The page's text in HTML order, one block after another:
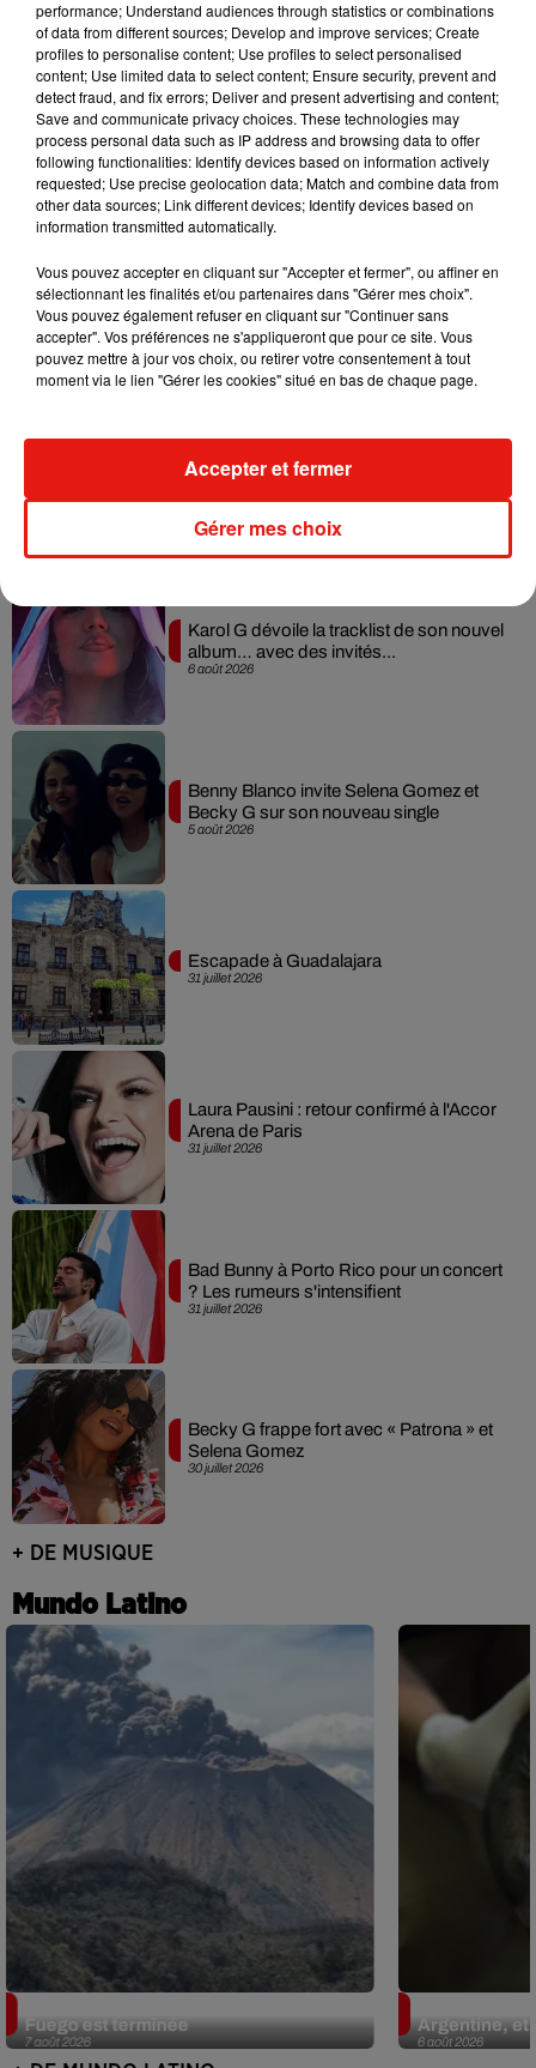
Afficher l'élément
Ce qui est sûr, c’est qu’on peut lui faire confiance pour fournir
son quota d’actions. Entre cascades aériennes ou sous-
marines, notamment, Tom Cruise n’a une fois de plus pas
chômé ; histoire d’être à la hauteur de ce jugement final :
Final Reckoning, en VO.
La Venue de l’avenir• De Cédrick Klapisch • Avec Suzanne
Lindon, Vincent Macaigne, Julia Piaton… • Sortie le 21 mai
2025
Mission Impossible – The Final Reckoning • De Christopher
6 août 2026
Karol G dévoile la tracklist de son nouvel
album… avec des invités...
5 août 2026
Benny Blanco invite Selena Gomez et
Becky G sur son nouveau single
31 juillet 2026
Escapade à Guadalajara
31 juillet 2026
Laura Pausini : retour confirmé à l'Accor
Arena de Paris
31 juillet 2026
Bad Bunny à Porto Rico pour un concert
? Les rumeurs s'intensifient
30 juillet 2026
Becky G frappe fort avec « Patrona » et
Selena Gomez
+ DE MUSIQUE
Mundo Latino
7 août 2026
Fuego est terminée
6 août 2026
Argentine, et
performance; Understand audiences through statistics or combinations
of data from different sources; Develop and improve services; Create
profiles to personalise content; Use profiles to select personalised
content; Use limited data to select content; Ensure security, prevent and
detect fraud, and fix errors; Deliver and present advertising and content;
Save and communicate privacy choices. These technologies may
process personal data such as IP address and browsing data to offer
following functionalities: Identify devices based on information actively
requested; Use precise geolocation data; Match and combine data from
other data sources; Link different devices; Identify devices based on
information transmitted automatically.
Vous pouvez accepter en cliquant sur "Accepter et fermer", ou affiner en
sélectionnant les finalités et/ou partenaires dans "Gérer mes choix".
Vous pouvez également refuser en cliquant sur "Continuer sans
accepter". Vos préférences ne s'appliqueront que pour ce site. Vous
pouvez mettre à jour vos choix, ou retirer votre consentement à tout
moment via le lien "Gérer les cookies" situé en bas de chaque page.
Gérer mes choix
Accepter et fermer